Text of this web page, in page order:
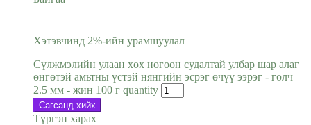
Хэтэвчинд 2%-ийн урамшуулал
Сүлжмэлийн улаан хөх ногоон судалтай улбар шар алаг
өнгөтэй амьтны үстэй нянгийн эсрэг өчүү ээрэг - голч
2.5 мм - жин 100 г quantity
Сагсанд хийх
Түргэн харах